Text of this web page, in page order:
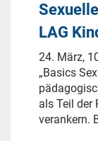
LAG
24. März,
„Basics
als Teil der
verankern.